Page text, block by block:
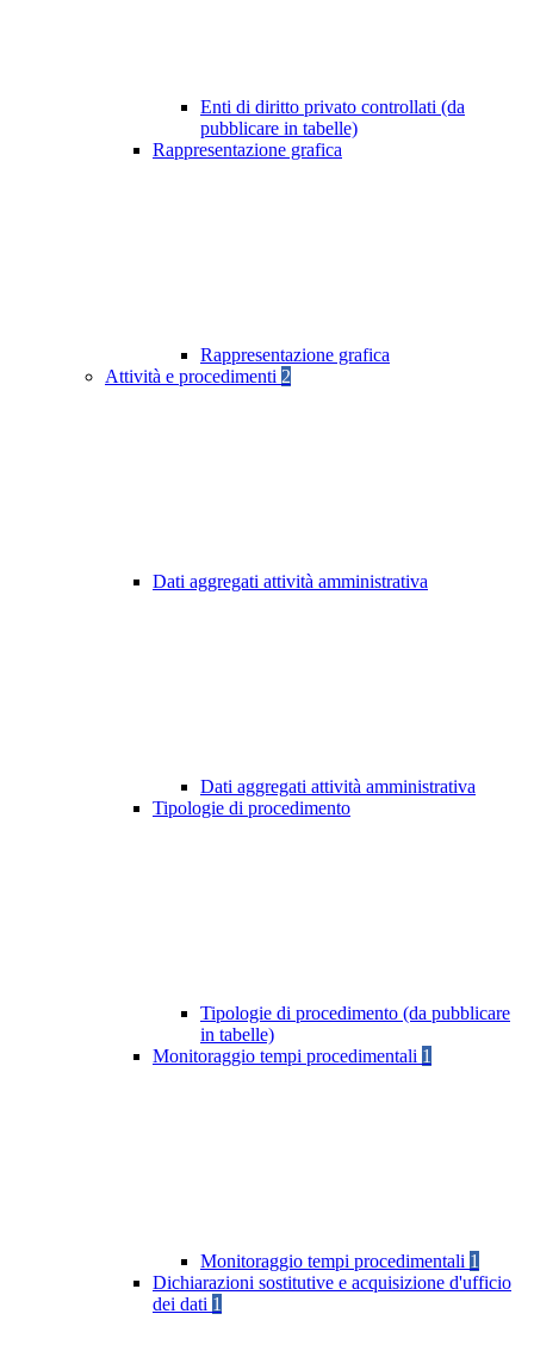
Enti di diritto privato controllati (da
pubblicare in tabelle)
Rappresentazione grafica
Rappresentazione grafica
Attività e procedimenti 2
Dati aggregati attività amministrativa
Dati aggregati attività amministrativa
Tipologie di procedimento
Tipologie di procedimento (da pubblicare
in tabelle)
Monitoraggio tempi procedimentali 1
Monitoraggio tempi procedimentali 1
Dichiarazioni sostitutive e acquisizione d'ufficio
dei dati 1